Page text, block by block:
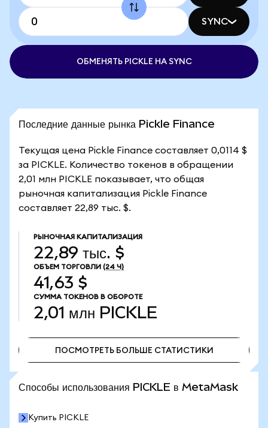
SYNC
ОБМЕНЯТЬ PICKLE НА SYNC
Последние данные рынка Pickle Finance
Текущая цена Pickle Finance составляет 0,0114 $
за PICKLE. Количество токенов в обращении
2,01 млн PICKLE показывает, что общая
рыночная капитализация Pickle Finance
составляет 22,89 тыс. $.
РЫНОЧНАЯ КАПИТАЛИЗАЦИЯ
22,89 тыс. $
ОБЪЕМ ТОРГОВЛИ (24 Ч)
41,63 $
СУММА ТОКЕНОВ В ОБОРОТЕ
2,01 млн PICKLE
ПОСМОТРЕТЬ БОЛЬШЕ СТАТИСТИКИ
Способы использования PICKLE в MetaMask
Купить PICKLE